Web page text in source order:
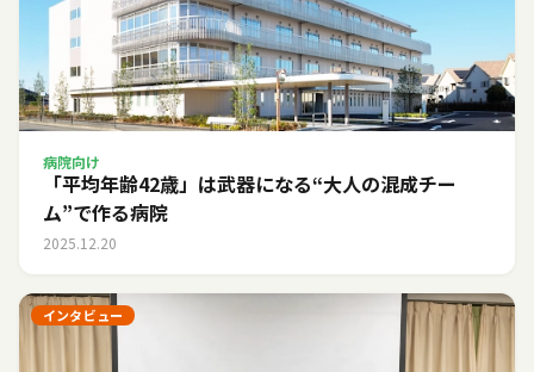
病院向け
「平均年齢42歳」は武器になる――“大人の混成チー
ム”で作る病院
2025.12.20
インタビュー